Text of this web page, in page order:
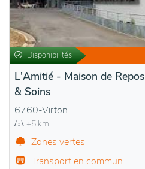
Disponibilités
L'Amitié - Maison de Repos
& Soins
6760-Virton
+5 km
Zones vertes
Transport en commun